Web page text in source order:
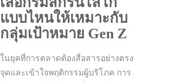
แบบไหนให้เหมาะกับ
กลุ่มเป้าหมาย Gen Z
ในยุคที่การตลาดต้องสื่อสารอย่างตรง
จุดและเข้าใจพฤติกรรมผู้บริโภค การ